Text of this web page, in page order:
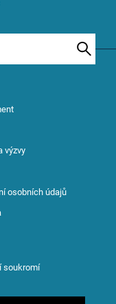
výzvy
osobních údajů
soukromí